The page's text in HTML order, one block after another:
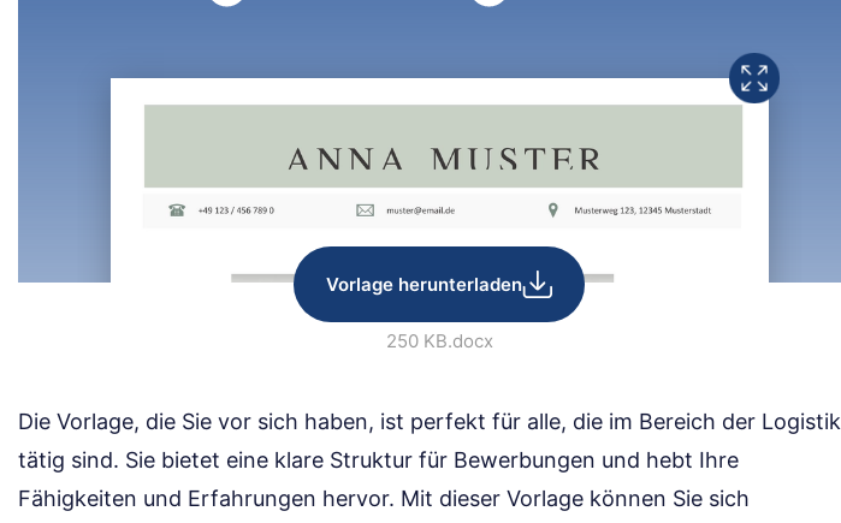
Vorlage herunterladen
250 KB.docx
Die Vorlage, die Sie vor sich haben, ist perfekt für alle, die im Bereich der Logistik
tätig sind. Sie bietet eine klare Struktur für Bewerbungen und hebt Ihre
Fähigkeiten und Erfahrungen hervor. Mit dieser Vorlage können Sie sich